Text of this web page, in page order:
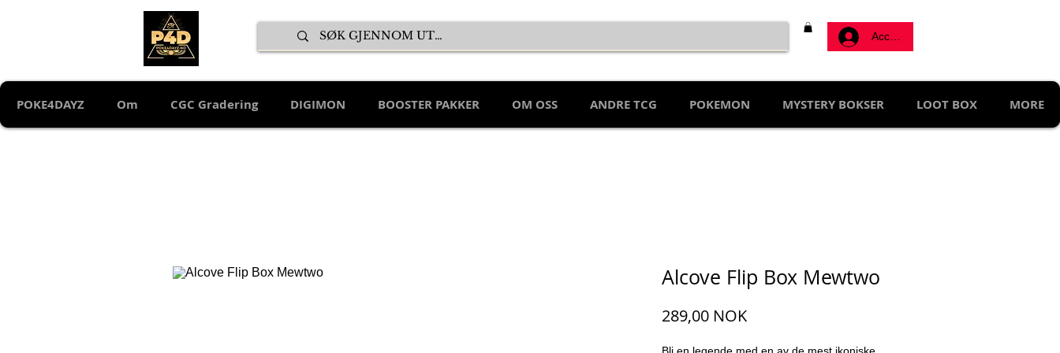
Accedi
POKE4DAYZ Om CGC Gradering DIGIMON BOOSTER PAKKER OM OSS ANDRE TCG POKEMON MYSTERY BOKSER LOOT BOX MORE
Alcove Flip Box Mewtwo
289,00 NOKPrezzo